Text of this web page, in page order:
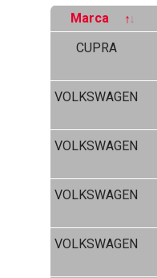
Marca
CUPRA
VOLKSWAGEN
VOLKSWAGEN
VOLKSWAGEN
VOLKSWAGEN